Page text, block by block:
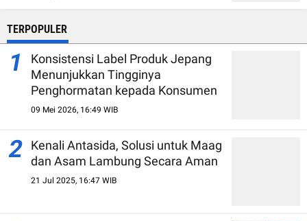
TERPOPULER
1
Konsistensi Label Produk Jepang
Menunjukkan Tingginya
Penghormatan kepada Konsumen
09 Mei 2026, 16:49 WIB
2
Kenali Antasida, Solusi untuk Maag
dan Asam Lambung Secara Aman
21 Jul 2025, 16:47 WIB